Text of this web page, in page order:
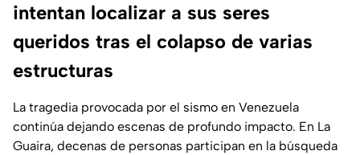
intentan localizar a sus seres
queridos tras el colapso de varias
estructuras
La tragedia provocada por el sismo en Venezuela
continúa dejando escenas de profundo impacto. En La
Guaira, decenas de personas participan en la búsqueda